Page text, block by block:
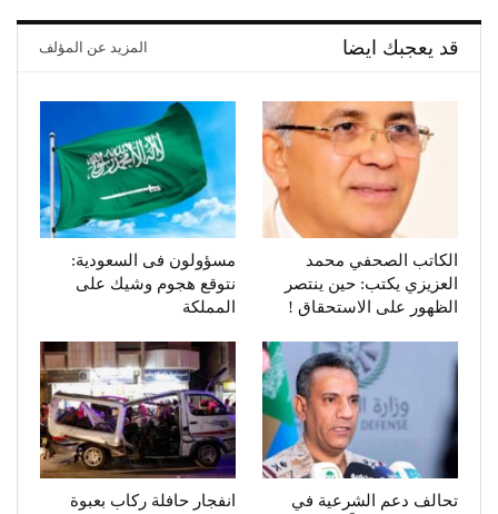
قد يعجبك ايضا المزيد عن المؤلف
الكاتب الصحفي محمد
العزيزي يكتب: حين ينتصر
الظهور على الاستحقاق !
مسؤولون فى السعودية:
نتوقع هجوم وشيك على
المملكة
تحالف دعم الشرعية في
انفجار حافلة ركاب بعبوة